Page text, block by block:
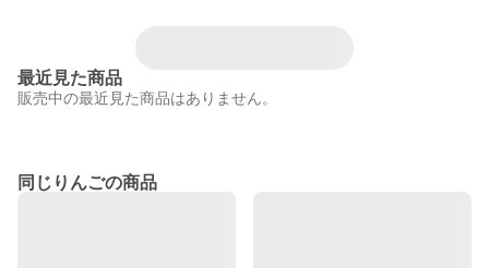
最近見た商品
販売中の最近見た商品はありません。
同じりんごの商品